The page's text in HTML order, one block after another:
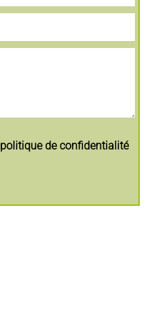
politique de confidentialité